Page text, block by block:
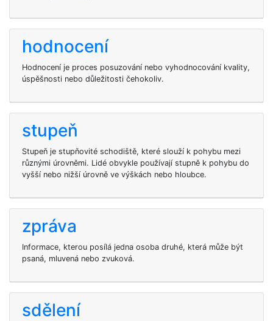
hodnocení
Hodnocení je proces posuzování nebo vyhodnocování kvality,
úspěšnosti nebo důležitosti čehokoliv.
stupeň
Stupeň je stupňovité schodiště, které slouží k pohybu mezi
různými úrovněmi. Lidé obvykle používají stupně k pohybu do
vyšší nebo nižší úrovně ve výškách nebo hloubce.
zpráva
Informace, kterou posílá jedna osoba druhé, která může být
psaná, mluvená nebo zvuková.
sdělení